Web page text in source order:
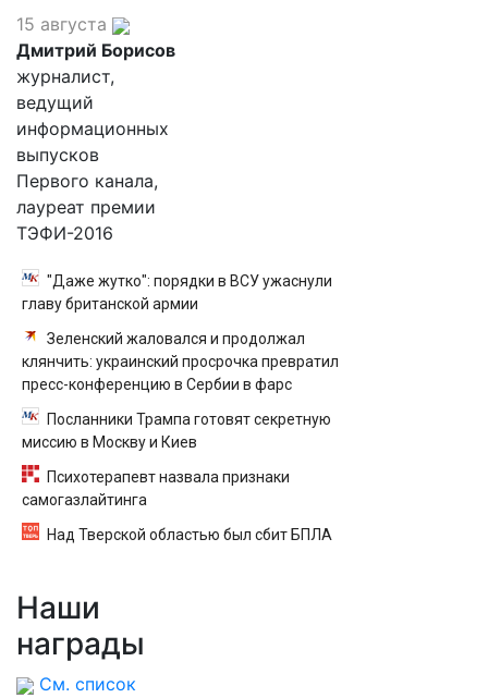
15 августа
Дмитрий Борисов
журналист,
ведущий
информационных
выпусков
Первого канала,
лауреат премии
ТЭФИ-2016
"Даже жутко": порядки в ВСУ ужаснули
главу британской армии
Зеленский жаловался и продолжал
клянчить: украинский просрочка превратил
пресс-конференцию в Сербии в фарс
Посланники Трампа готовят секретную
миссию в Москву и Киев
Психотерапевт назвала признаки
самогазлайтинга
Над Тверской областью был сбит БПЛА
Наши
награды
См. список